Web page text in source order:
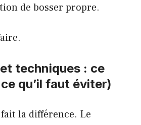
de bosser propre.
techniques : ce
qu’il faut éviter)
la différence. Le